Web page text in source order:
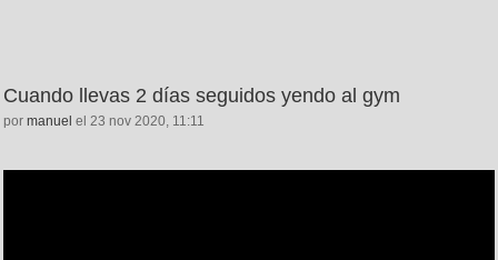
Cuando llevas 2 días seguidos yendo al gym
por manuel el 23 nov 2020, 11:11